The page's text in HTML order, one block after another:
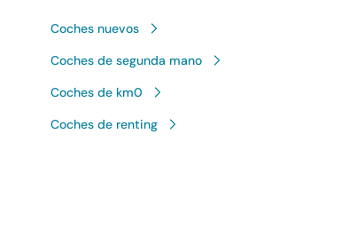
Coches nuevos
Coches de segunda mano
Coches de km0
Coches de renting